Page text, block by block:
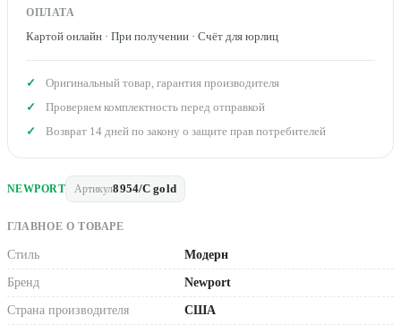
NEWPORT Артикул8954/C gold
ГЛАВНОЕ О ТОВАРЕ
Стиль Модерн
Бренд Newport
Страна производителя США
ОПЛАТА
Картой онлайн · При получении · Счёт для юрлиц
Оригинальный товар, гарантия производителя
Проверяем комплектность перед отправкой
Возврат 14 дней по закону о защите прав потребителей